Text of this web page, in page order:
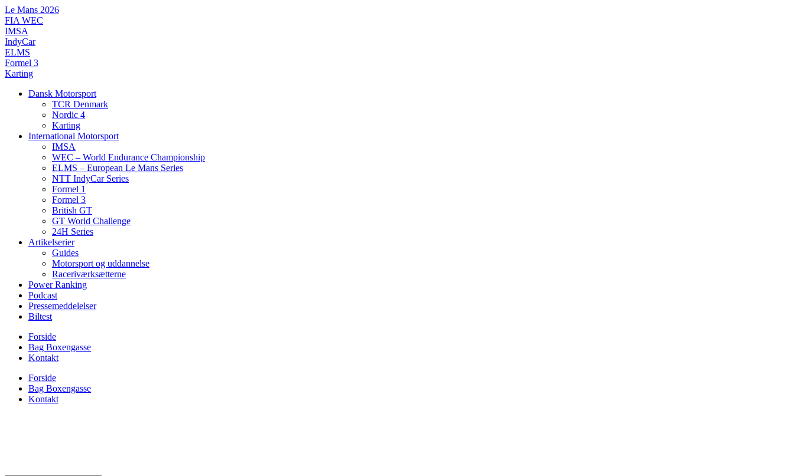
Videre
til
indhold
Le Mans 2026
FIA WEC
IMSA
IndyCar
ELMS
Formel 3
Karting
Dansk Motorsport
TCR Denmark
Nordic 4
Karting
International Motorsport
IMSA
WEC – World Endurance Championship
ELMS – European Le Mans Series
NTT IndyCar Series
Formel 1
Formel 3
British GT
GT World Challenge
24H Series
Artikelserier
Guides
Motorsport og uddannelse
Raceriværksætterne
Power Ranking
Podcast
Pressemeddelelser
Biltest
Forside
Bag Boxengasse
Kontakt
Forside
Bag Boxengasse
Kontakt